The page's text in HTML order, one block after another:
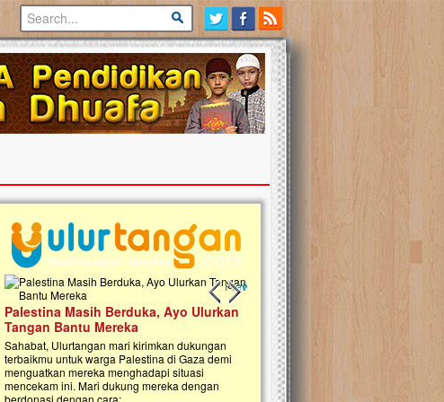
Previous slide
Next slide
Palestina Masih Berduka, Ayo Ulurkan
Tangan Bantu Mereka
Sahabat, Ulurtangan mari kirimkan dukungan
terbaikmu untuk warga Palestina di Gaza demi
menguatkan mereka menghadapi situasi
mencekam ini. Mari dukung mereka dengan
berdonasi dengan cara:...
Open Donasi Wakaf
Rumah Qur'an & TK Islam
Najjah di Jonggol
Saat ini, Ulurtangan bersama Yayasan
Najjahtul Islam Jonggol sedang merintis